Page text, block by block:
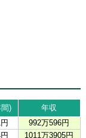
)
年収
992万596円
1011万3905円